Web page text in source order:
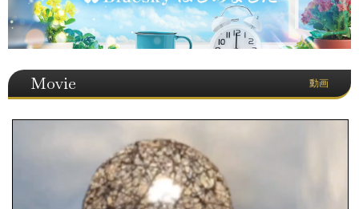
Movie 動画